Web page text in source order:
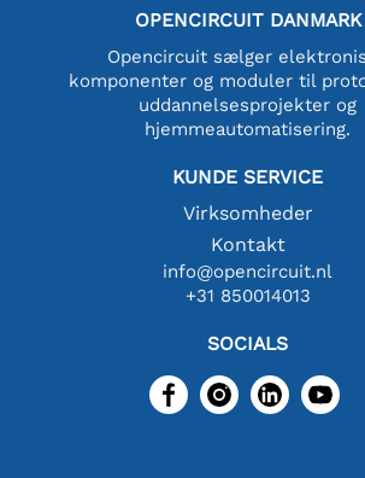
OPENCIRCUIT DANMARK
Opencircuit sælger
komponenter og moduler til
uddannelsesprojekter og
hjemmeautomatisering.
KUNDE SERVICE
Virksomheder
Kontakt
info@opencircuit.nl
+31 850014013
SOCIALS